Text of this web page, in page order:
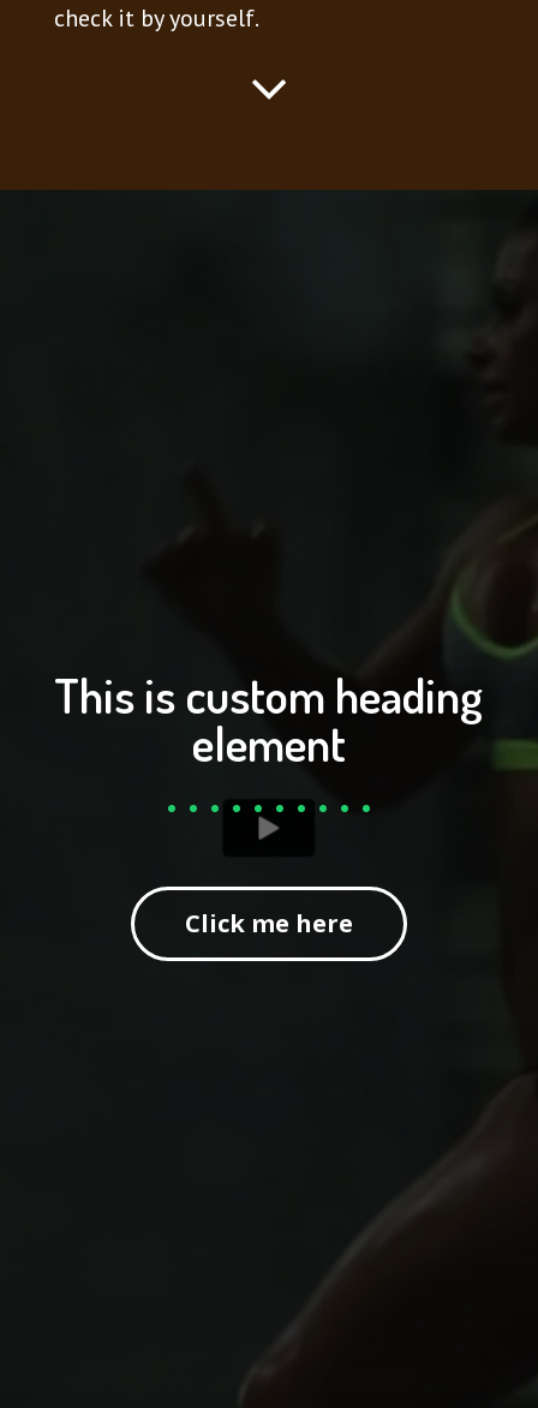
check it by yourself.
This is custom heading
element
Click me here